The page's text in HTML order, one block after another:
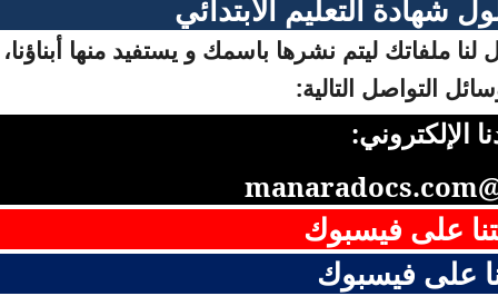
شهادة التعليم الابتدائي
ملفاتك ليتم نشرها باسمك و يستفيد منها
التواصل التالية:
الإلكتروني:
على فيسبوك
على فيسبوك